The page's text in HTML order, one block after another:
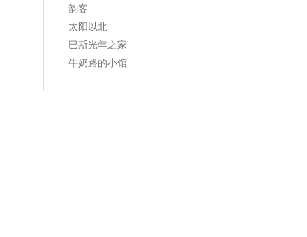
韵客
太阳以北
巴斯光年之家
牛奶路的小馆